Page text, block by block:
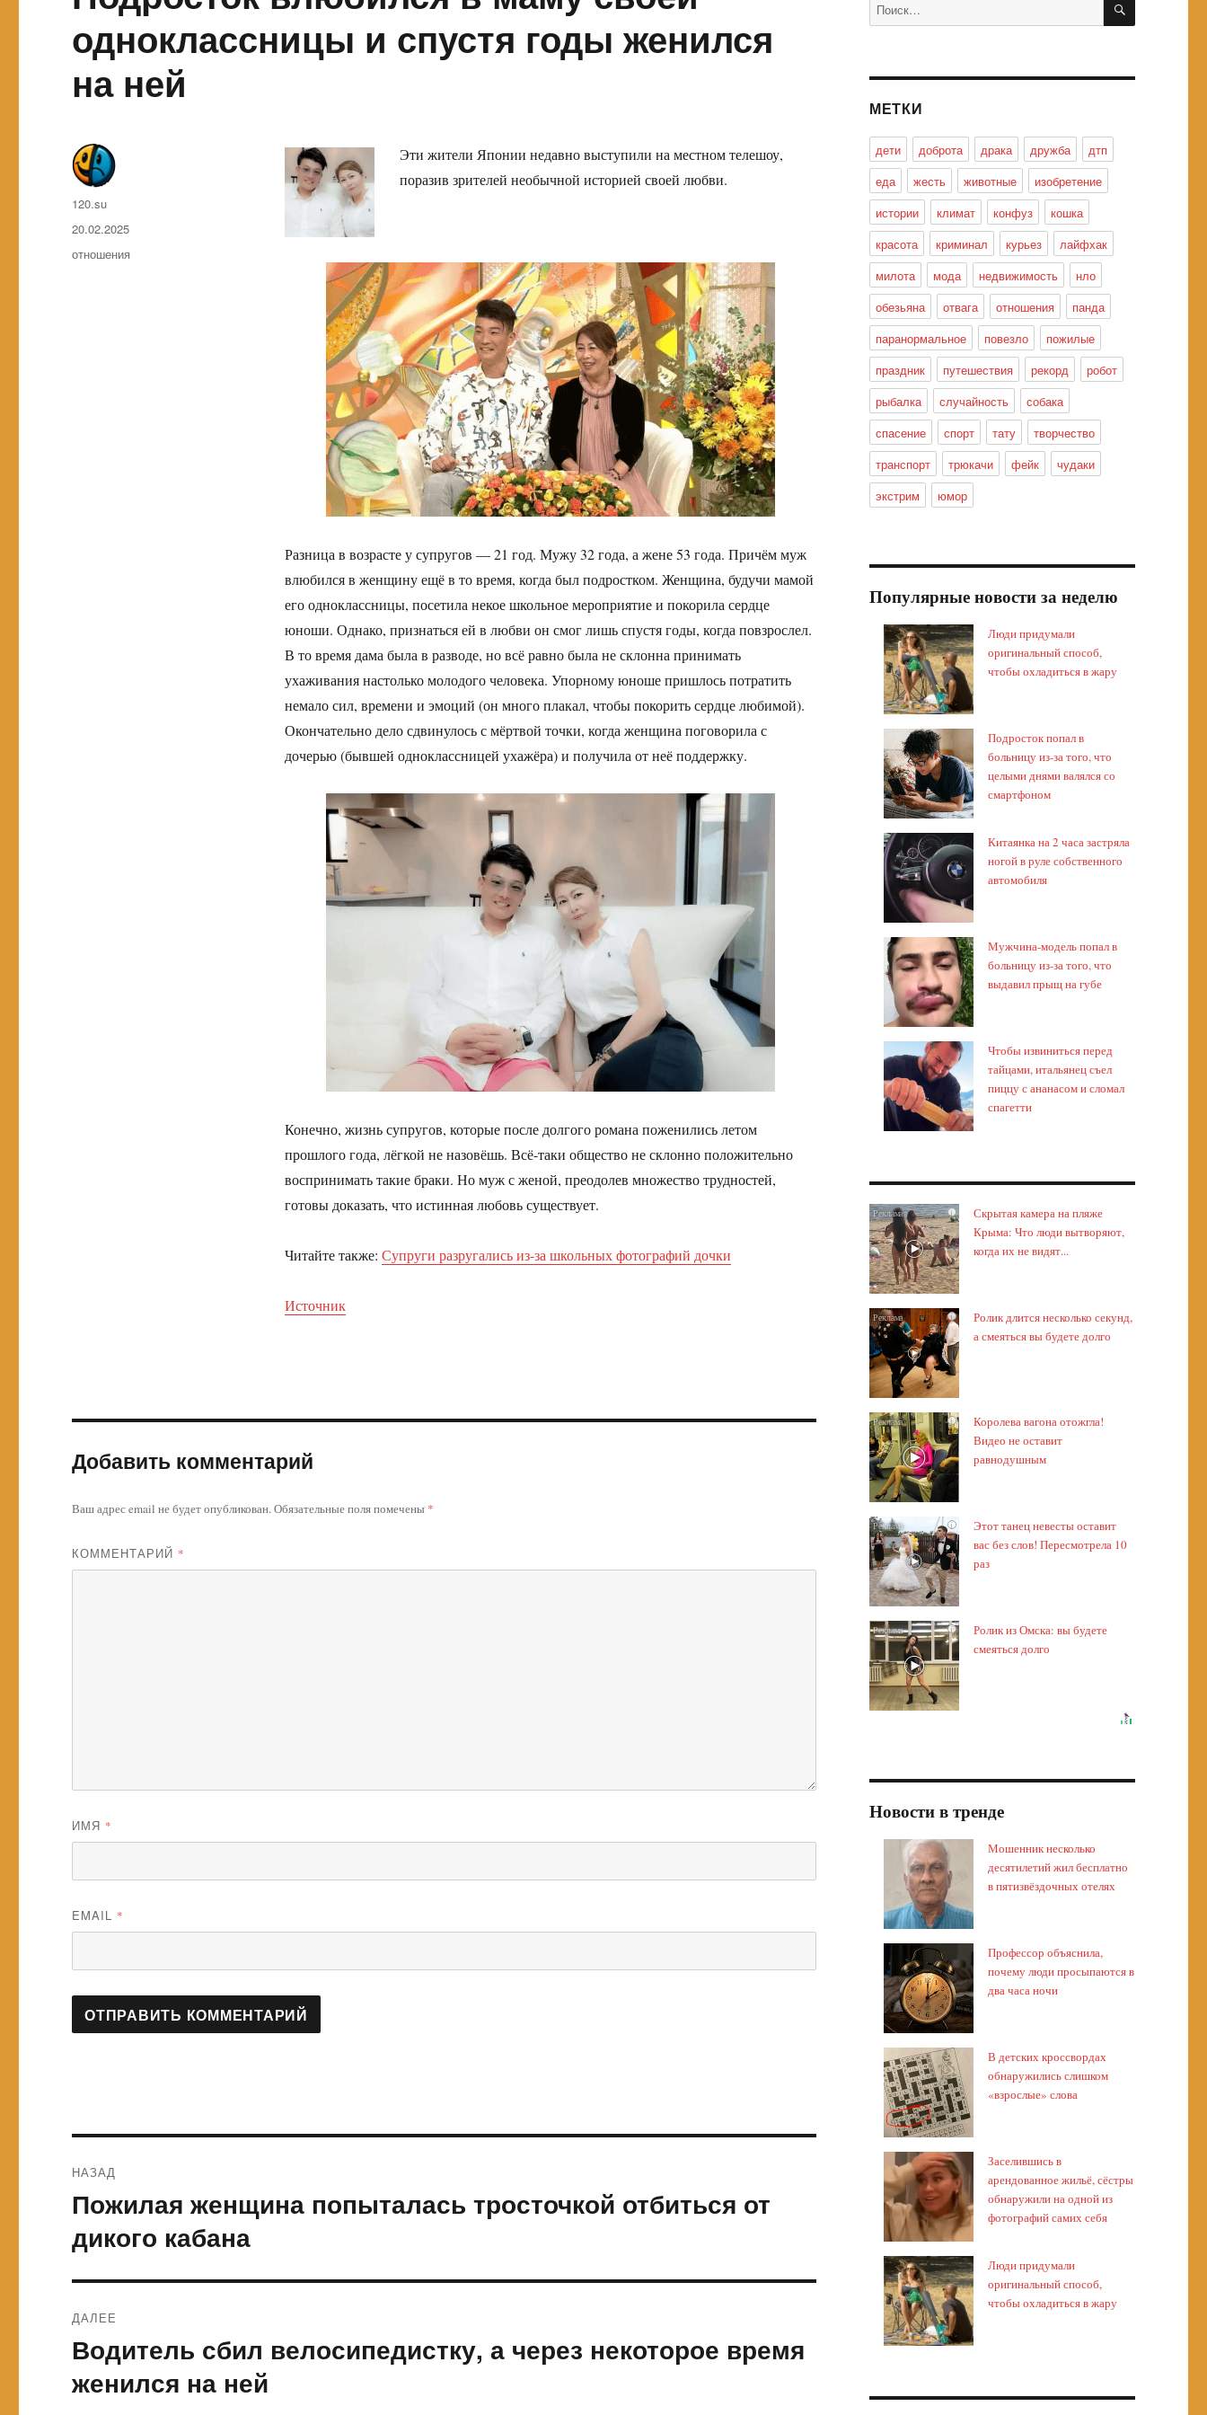
одноклассницы и спустя годы женился
на ней
Эти жители Японии недавно выступили на местном телешоу,
поразив зрителей необычной историей своей любви.
Разница в возрасте у супругов — 21 год. Мужу 32 года, а жене 53 года. Причём муж
влюбился в женщину ещё в то время, когда был подростком. Женщина, будучи мамой
его одноклассницы, посетила некое школьное мероприятие и покорила сердце
юноши. Однако, признаться ей в любви он смог лишь спустя годы, когда повзрослел.
В то время дама была в разводе, но всё равно была не склонна принимать
ухаживания настолько молодого человека. Упорному юноше пришлось потратить
немало сил, времени и эмоций (он много плакал, чтобы покорить сердце любимой).
Окончательно дело сдвинулось с мёртвой точки, когда женщина поговорила с
дочерью (бывшей одноклассницей ухажёра) и получила от неё поддержку.
Конечно, жизнь супругов, которые после долгого романа поженились летом
прошлого года, лёгкой не назовёшь. Всё-таки общество не склонно положительно
воспринимать такие браки. Но муж с женой, преодолев множество трудностей,
готовы доказать, что истинная любовь существует.
Читайте также: Супруги разругались из-за школьных фотографий дочки
Источник
Автор
120.su
Опубликовано
20.02.2025
Метки
отношения
Добавить комментарий
Ваш адрес email не будет опубликован.Обязательные поля помечены *
КОММЕНТАРИЙ *
ИМЯ *
EMAIL *
по
записям
НАЗАД
Предыдущая
Пожилая женщина попыталась тросточкой отбиться от
дикого кабана
ДАЛЕЕ
Следующая
запись:
Водитель сбил велосипедистку, а через некоторое время
женился на ней
МЕТКИ
дети доброта драка дружба
дтп
еда
жесть животные
изобретение
истории
климат конфуз
кошка
красота
криминал курьез
лайфхак
милота
мода недвижимость
нло
обезьяна
отвага отношения
панда
паранормальное
повезло
пожилые
праздник
путешествия рекорд
робот
рыбалка
случайность
собака
спасение
спорт тату
творчество
транспорт
трюкачи фейк
чудаки
экстрим
юмор
Популярные новости за неделю
Люди придумали
оригинальный способ,
чтобы охладиться в жару
Подросток попал в
больницу из-за того, что
целыми днями валялся со
смартфоном
Китаянка на 2 часа застряла
ногой в руле собственного
автомобиля
Мужчина-модель попал в
больницу из-за того, что
выдавил прыщ на губе
Чтобы извиниться перед
тайцами, итальянец съел
пиццу с ананасом и сломал
спагетти
i
Скрытая камера на пляже
Крыма: Что люди вытворяют,
когда их не видят...
i
Ролик длится несколько секунд,
а смеяться вы будете долго
i
Королева вагона отожгла!
Видео не оставит
равнодушным
i
Этот танец невесты оставит
вас без слов! Пересмотрела 10
раз
i
Ролик из Омска: вы будете
смеяться долго
Новости в тренде
Мошенник несколько
десятилетий жил бесплатно
в пятизвёздочных отелях
Профессор объяснила,
почему люди просыпаются в
два часа ночи
В детских кроссвордах
обнаружились слишком
«взрослые» слова
Заселившись в
арендованное жильё, сёстры
обнаружили на одной из
фотографий самих себя
Люди придумали
оригинальный способ,
чтобы охладиться в жару